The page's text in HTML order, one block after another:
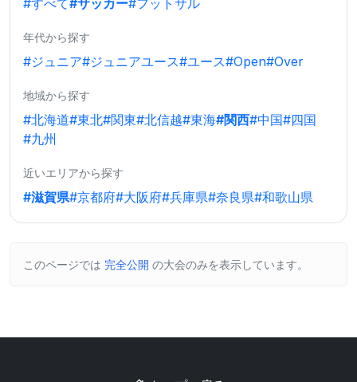
年代から探す
#ジュニア#ジュニアユース#ユース#Open#Over
地域から探す
#北海道#東北#関東#北信越#東海#関西#中国#四国
#九州
近いエリアから探す
#滋賀県#京都府#大阪府#兵庫県#奈良県#和歌山県
このページでは 完全公開 の大会のみを表示しています。